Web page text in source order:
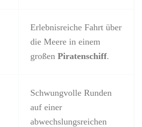
Erlebnisreiche Fahrt über
die Meere in einem
großen Piratenschiff.
Schwungvolle Runden
auf einer
abwechslungsreichen